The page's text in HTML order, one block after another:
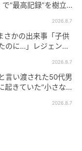
“最高記録”を樹立し
2026.8.7
さかの出来事「子供
のに…」レジェンド
2026.8.7
言い渡された50代男
きていた“小さな異
2026.8.7